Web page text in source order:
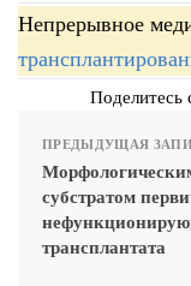
Непрерывное
Поделитесь
ПРЕДЫДУЩАЯ
субстратом
трансплантата